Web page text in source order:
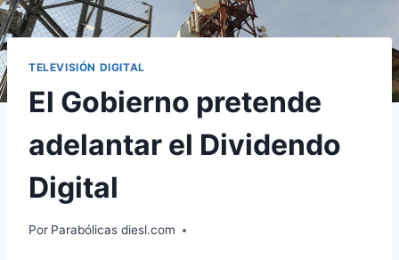
TELEVISIÓN DIGITAL
El Gobierno pretende
adelantar el Dividendo
Digital
Por Parabólicas diesl.com